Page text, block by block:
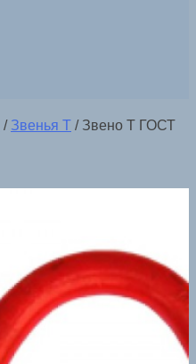
/ Звенья Т
/ Звено Т ГОСТ